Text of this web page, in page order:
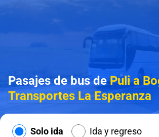
Pasajes de bus dePuli a
Transportes La Esperanza
Solo ida Ida y regreso